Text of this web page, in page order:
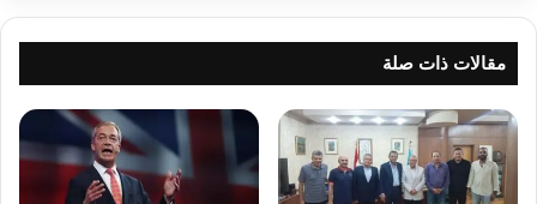
مقالات ذات صلة